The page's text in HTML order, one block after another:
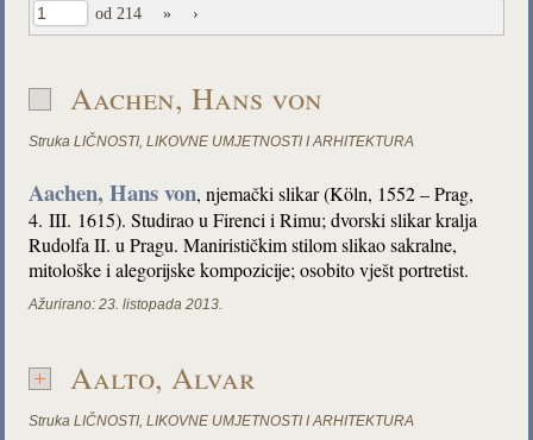
od 214 » ›
Aachen, Hans von
Struka LIČNOSTI,LIKOVNE UMJETNOSTI I ARHITEKTURA
Aachen, Hans von, njemački slikar (Köln, 1552 – Prag,
4. III. 1615). Studirao u Firenci i Rimu; dvorski slikar kralja
Rudolfa II. u Pragu. Manirističkim stilom slikao sakralne,
mitološke i alegorijske kompozicije; osobito vješt portretist.
Ažurirano: 23. listopada 2013.
Aalto, Alvar
Struka LIČNOSTI,LIKOVNE UMJETNOSTI I ARHITEKTURA